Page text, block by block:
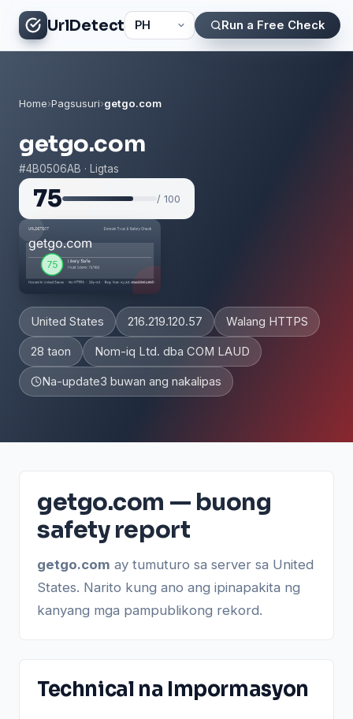
UrlDetect Run a Free Check
Home›Pagsusuri›getgo.com
getgo.com
#4B0506AB · Ligtas
75 / 100
United States 216.219.120.57 Walang HTTPS
28 taon Nom-iq Ltd. dba COM LAUD
Na-update3 buwan ang nakalipas
getgo.com — buong
safety report
getgo.com ay tumuturo sa server sa United
States. Narito kung ano ang ipinapakita ng
kanyang mga pampublikong rekord.
Technical na Impormasyon